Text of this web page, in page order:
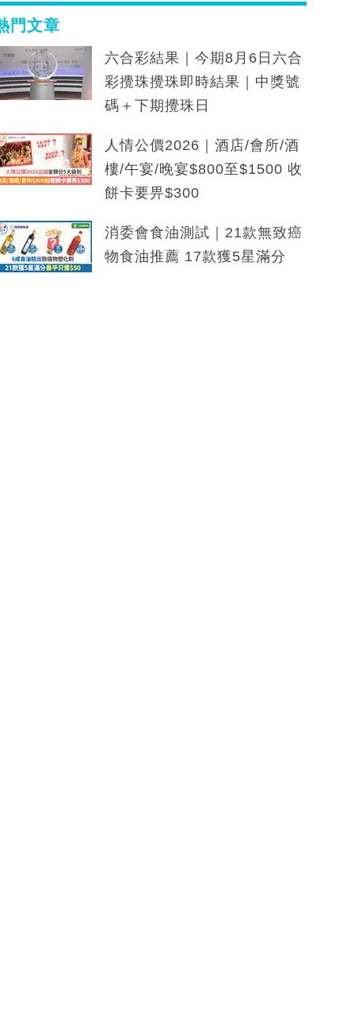
門文章
六合彩結果｜今期8月6日六合
彩攪珠攪珠即時結果｜中獎號
碼＋下期攪珠日
人情公價2026｜酒店/會所/酒
樓/午宴/晚宴$800至$1500 收
餅卡要畀$300
消委會食油測試｜21款無致癌
物食油推薦 17款獲5星滿分